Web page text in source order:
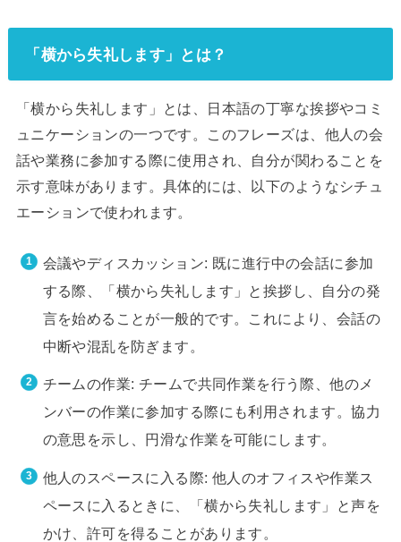
「横から失礼します」とは？
「横から失礼します」とは、日本語の丁寧な挨拶やコミ
ュニケーションの一つです。このフレーズは、他人の会
話や業務に参加する際に使用され、自分が関わることを
示す意味があります。具体的には、以下のようなシチュ
エーションで使われます。
会議やディスカッション: 既に進行中の会話に参加
する際、「横から失礼します」と挨拶し、自分の発
言を始めることが一般的です。これにより、会話の
中断や混乱を防ぎます。
チームの作業: チームで共同作業を行う際、他のメ
ンバーの作業に参加する際にも利用されます。協力
の意思を示し、円滑な作業を可能にします。
他人のスペースに入る際: 他人のオフィスや作業ス
ペースに入るときに、「横から失礼します」と声を
かけ、許可を得ることがあります。